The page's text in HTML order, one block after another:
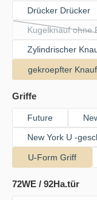
Drücker Drücker
Kugelknauf ohne
Zylindrischer
gekroepfter Knauf
Griffeauswählen
Future
New York U -
U-Form Griff
72WE / 92Ha.tür